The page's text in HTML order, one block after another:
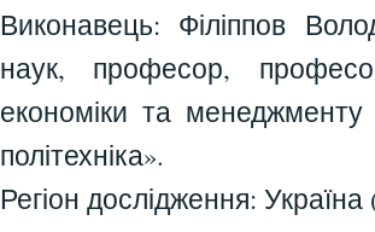
Виконавець: Філіппов
наук, професор,
економіки та менеджменту
політехніка».
Регіон дослідження: